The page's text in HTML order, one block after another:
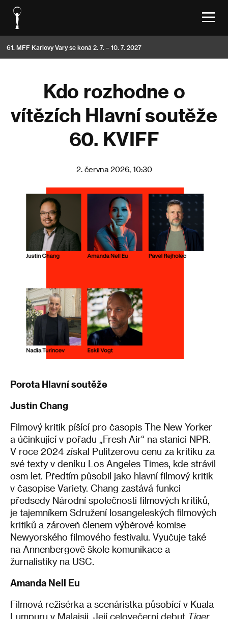
61. MFF Karlovy Vary se koná 2. 7. – 10. 7. 2027
Kdo rozhodne o
vítězích Hlavní soutěže
60. KVIFF
2. června 2026, 10:30
Porota Hlavní soutěže
Justin Chang
Filmový kritik píšící pro časopis The New Yorker
a účinkující v pořadu „Fresh Air“ na stanici NPR.
V roce 2024 získal Pulitzerovu cenu za kritiku za
své texty v deníku Los Angeles Times, kde strávil
osm let. Předtím působil jako hlavní filmový kritik
v časopise Variety. Chang zastává funkci
předsedy Národní společnosti filmových kritiků,
je tajemníkem Sdružení losangeleských filmových
kritiků a zároveň členem výběrové komise
Newyorského filmového festivalu. Vyučuje také
na Annenbergově škole komunikace a
žurnalistiky na USC.
Amanda Nell Eu
Filmová režisérka a scenáristka působící v Kuala
Lumpuru v Malajsii. Její celovečerní debut Tiger